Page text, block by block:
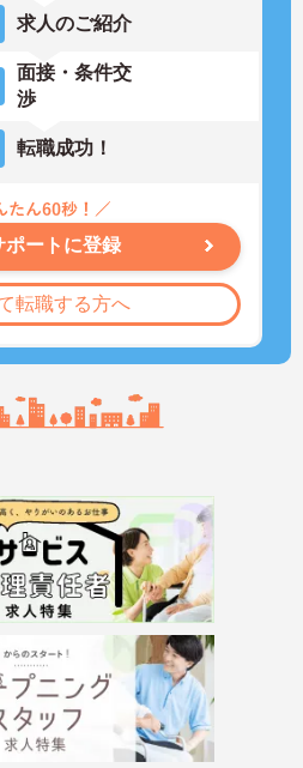
求人のご紹介
面接・条件交
渉
転職成功！
ポートに登録
転職する方へ